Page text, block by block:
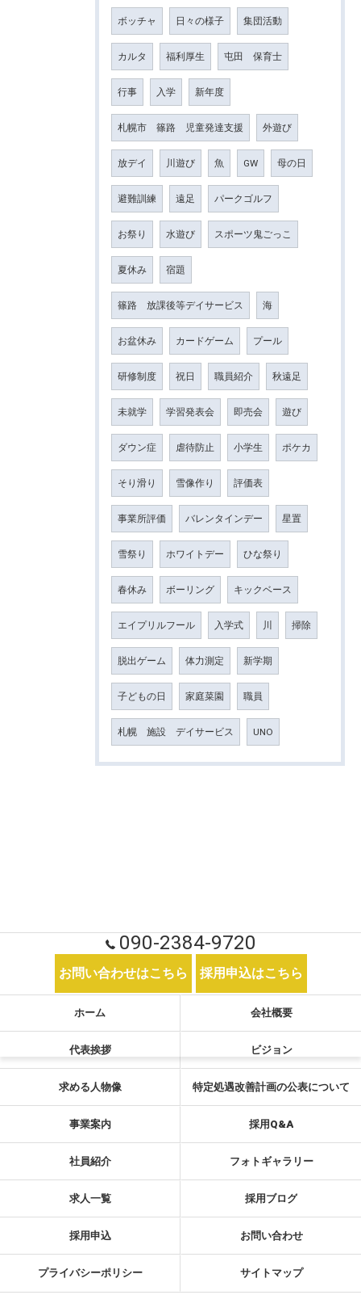
ボッチャ 日々の様子 集団活動
カルタ 福利厚生 屯田 保育士
行事 入学 新年度
札幌市 篠路 児童発達支援 外遊び
放デイ 川遊び 魚 GW 母の日
避難訓練 遠足 パークゴルフ
お祭り 水遊び スポーツ鬼ごっこ
夏休み 宿題
篠路 放課後等デイサービス 海
お盆休み カードゲーム プール
研修制度 祝日 職員紹介 秋遠足
未就学 学習発表会 即売会 遊び
ダウン症 虐待防止 小学生 ポケカ
そり滑り 雪像作り 評価表
事業所評価 バレンタインデー 星置
雪祭り ホワイトデー ひな祭り
春休み ボーリング キックベース
エイプリルフール 入学式 川 掃除
脱出ゲーム 体力測定 新学期
子どもの日 家庭菜園 職員
札幌 施設 デイサービス UNO
090-2384-9720
お問い合わせはこちら 採用申込はこちら
ホーム 会社概要
代表挨拶 ビジョン
求める人物像 特定処遇改善計画の公表について
事業案内 採用Q&A
社員紹介 フォトギャラリー
求人一覧 採用ブログ
採用申込 お問い合わせ
プライバシーポリシー サイトマップ